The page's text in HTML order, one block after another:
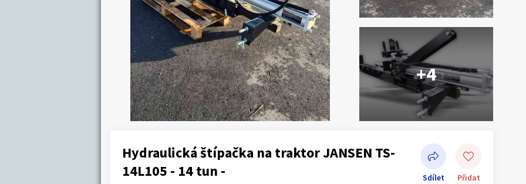
+4
Hydraulická štípačka na traktor JANSEN TS-
14L105 - 14 tun -
Sdílet Přidat